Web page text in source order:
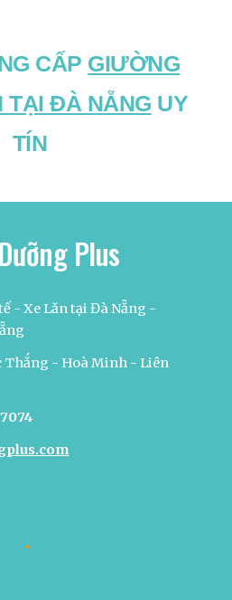
CẤP GIƯỜNG
TẠI ĐÀ NẴNG UY
TÍN
Plus
- Xe Lăn tại Đà Nẵng -
Thắng - Hoà Minh - Liên